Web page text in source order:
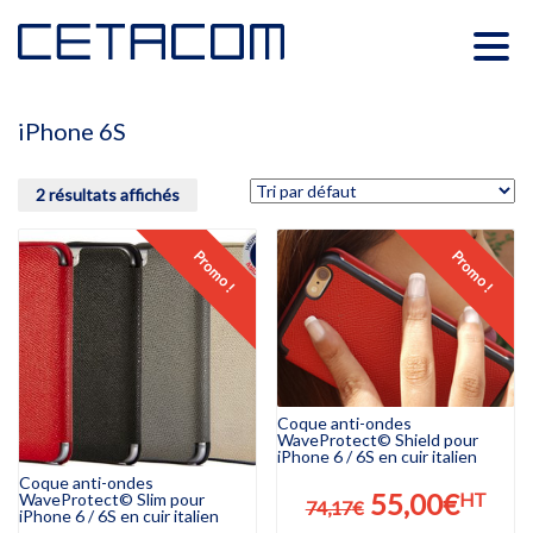
iPhone 6S
2 résultats affichés
Promo !
Coque anti-ondes
WaveProtect© Slim pour
iPhone 6 / 6S en cuir italien
Promo !
Coque anti-ondes
WaveProtect© Shield pour
iPhone 6 / 6S en cuir italien
74,17€ Le
55,00€Le
HT